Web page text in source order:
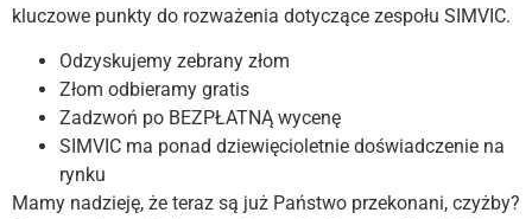
kluczowe punkty do rozważenia dotyczące zespołu SIMVIC.
Odzyskujemy zebrany złom
Złom odbieramy gratis
Zadzwoń po BEZPŁATNĄ wycenę
SIMVIC ma ponad dziewięcioletnie doświadczenie na
rynku
Mamy nadzieję, że teraz są już Państwo przekonani, czyżby?